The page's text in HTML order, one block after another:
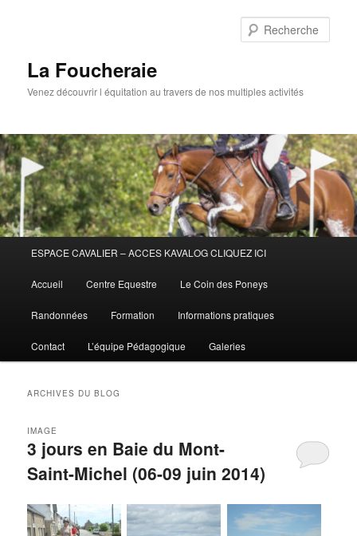
La Foucheraie
Venez découvrir l équitation au travers de nos multiples activités
principal
ESPACE CAVALIER – ACCES KAVALOG CLIQUEZ ICI
Accueil Centre Equestre Le Coin des Poneys
Randonnées Formation Informations pratiques
Contact L’équipe Pédagogique Galeries
ARCHIVES DU BLOG
3 jours en Baie du Mont-
Saint-Michel (06-09 juin 2014)
IMAGE